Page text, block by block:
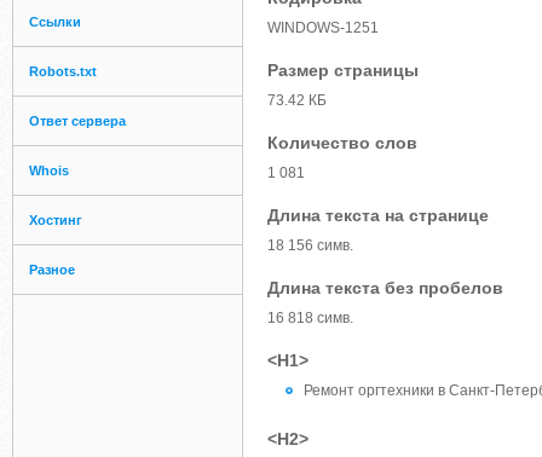
Ссылки
Robots.txt
Ответ сервера
Whois
Хостинг
Разное
WINDOWS-1251
Размер страницы
73.42 КБ
Количество слов
1 081
Длина текста на странице
18 156 симв.
Длина текста без пробелов
16 818 симв.
<H1>
Ремонт оргтехники в Санкт-
<H2>